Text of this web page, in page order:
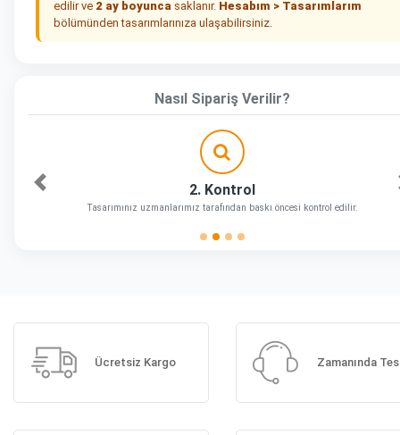
edilir ve 2 ay boyunca saklanır. Hesabım > Tasarımlarım
bölümünden tasarımlarınıza ulaşabilirsiniz.
Nasıl Sipariş Verilir?
2. Kontrol
Tasarımınız uzmanlarımız tarafından baskı öncesi kontrol edilir.
Önceki
Ücretsiz Kargo Zamanında